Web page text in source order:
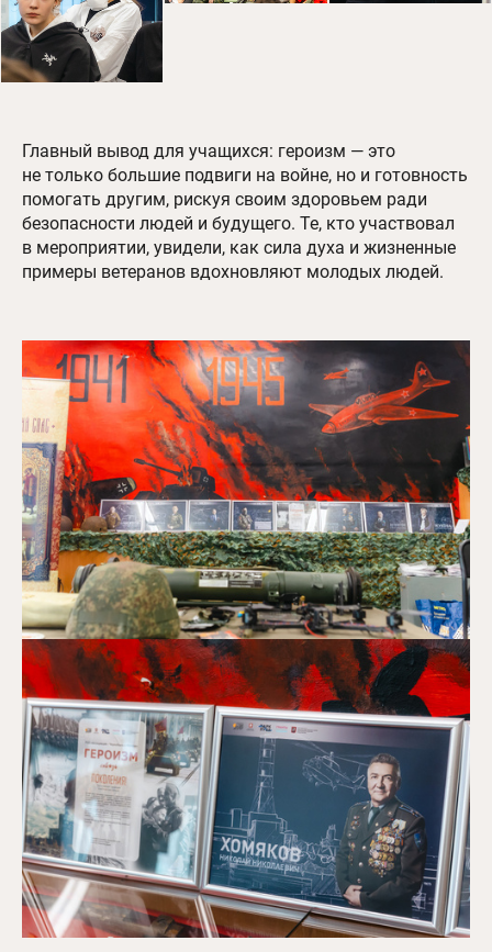
Главный вывод для учащихся: героизм — это
не только большие подвиги на войне, но и готовность
помогать другим, рискуя своим здоровьем ради
безопасности людей и будущего. Те, кто участвовал
в мероприятии, увидели, как сила духа и жизненные
примеры ветеранов вдохновляют молодых людей.